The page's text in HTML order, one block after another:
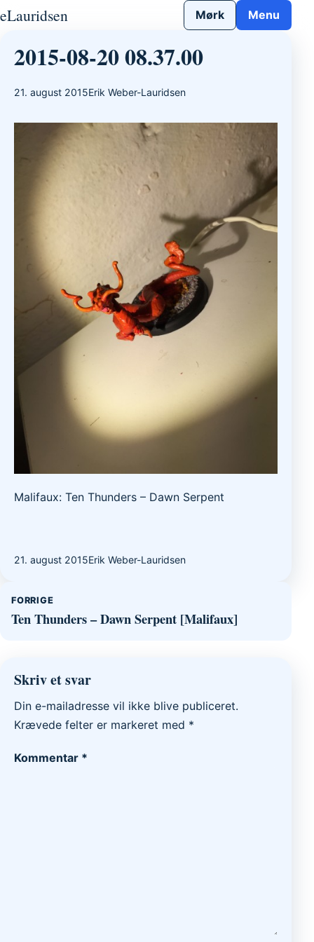
Gå til indhold
eLauridsen Mørk Menu
2015-08-20 08.37.00
21. august 2015Erik Weber-Lauridsen
Malifaux: Ten Thunders – Dawn Serpent
21. august 2015Erik Weber-Lauridsen
Indlægsnavigation
FORRIGE
Ten Thunders – Dawn Serpent [Malifaux]
Skriv et svar
Din e-mailadresse vil ikke blive publiceret.
Krævede felter er markeret med *
Kommentar *